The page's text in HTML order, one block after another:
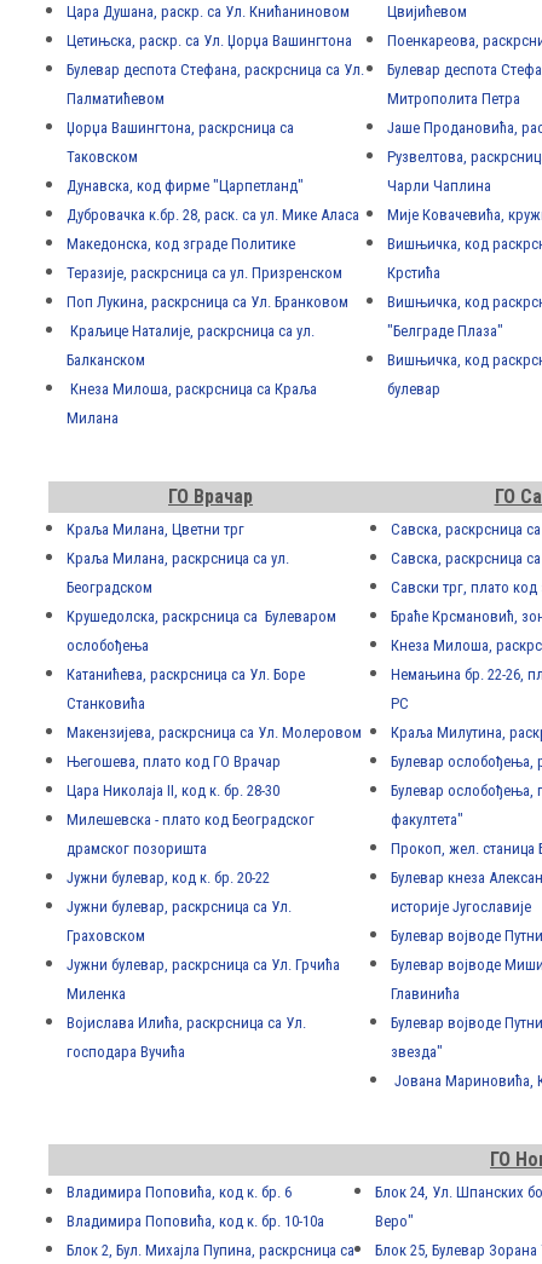
Цара Душана, раскр. са Ул. Книћаниновом
Цетињска, раскр. са Ул. Џорџа Вашингтона
Булевар деспота Стефана, раскрсница са Ул.
Палматићевом
Џорџа Вашингтона, раскрсница са
Таковском
Дунавска, код фирме "Царпетланд"
Дубровачка к.бр. 28, раск. са ул. Мике Аласа
Македонска, код зграде Политике
Теразије, раскрсница са ул. Призренском
Поп Лукина, раскрсница са Ул. Бранковом
Краљице Наталије, раскрсница са ул.
Балканском
Кнеза Милоша, раскрсница са Краља
Милана
Цвијићевом
Поенкареова,
Булевар деспота
Митрополита Петра
Јаше Продановића,
Рузвелтова,
Чарли Чаплина
Мије Ковачевића,
Вишњичка, код
Крстића
Вишњичка, код
"Белграде Плаза"
Вишњичка, код
булевар
ГО Врачар ГО
Kраља Милана, Цветни трг
Kраља Милана, раскрсница са ул.
Београдском
Kрушедолска, раскрсница са Булеваром
ослобођења
Катанићева, раскрсница са Ул. Боре
Станковића
Макензијева, раскрсница са Ул. Молеровом
Његошева, плато код ГО Врачар
Цара Николаја II, код к. бр. 28-30
Mилешевска - плато код Београдског
драмског позоришта
Jужни булевар, код к. бр. 20-22
Jужни булевар, раскрсница са Ул.
Граховском
Jужни булевар, раскрсница са Ул. Грчића
Миленка
Војислава Илића, раскрсница са Ул.
господара Вучића
Савска, раскрсница
Савска, раскрсница
Савски трг, плато
Браће Крсмановић,
Кнеза Милоша,
Немањина бр. 22-26,
РС
Краља Милутина,
Булевар ослобођења,
Булевар ослобођења,
факултета"
Прокоп, жел. станица
Булевар кнеза
историје Југославије
Булевар војводе
Булевар војводе
Главинића
Булевар војводе
звезда"
Јована
ГО
Владимира Поповића, код к. бр. 6
Владимира Поповића, код к. бр. 10-10а
Блок 2, Бул. Михајла Пупина, раскрсница са
Блок 24, Ул. Шпанских
Веро"
Блок 25, Булевар